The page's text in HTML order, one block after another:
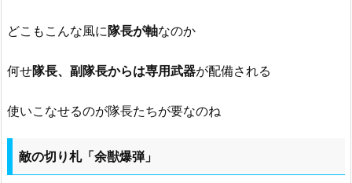
どこもこんな風に隊長が軸なのか
何せ隊長、副隊長からは専用武器が配備される
使いこなせるのが隊長たちが要なのね
敵の切り札「余獣爆弾」